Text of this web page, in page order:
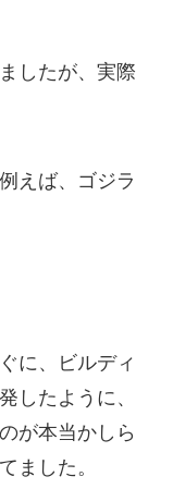
したが、実際
えば、ゴジラ
に、ビルディ
したように、
が本当かしら
ました。